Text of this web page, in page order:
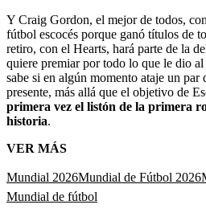
Y Craig Gordon, el mejor de todos,
fútbol escocés porque ganó títulos de
retiro, con el Hearts, hará parte de la
quiere premiar por todo lo que le dio
sabe si en algún momento ataje un par
presente, más allá que el objetivo de
primera vez el listón de la primera
historia.
VER MÁS
Mundial 2026Mundial de Fútbol 2026
Mundial de fútbol